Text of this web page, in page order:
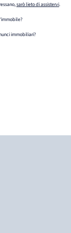
sarò lieto di assistervi.
immobiliari?